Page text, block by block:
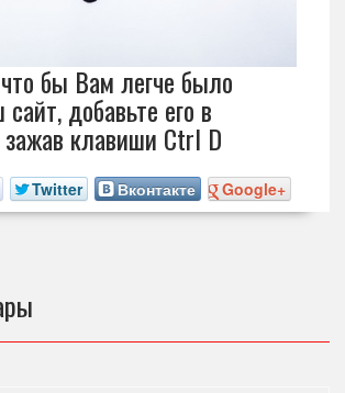
бы Вам легче было
добавьте его в
зажав клавиши Ctrl D
Twitter Вконтакте Google+